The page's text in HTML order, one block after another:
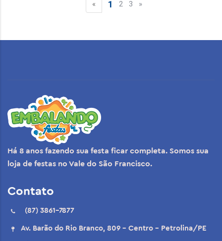
« 1 2 3 »
Há 8 anos fazendo sua festa ficar completa. Somos sua
loja de festas no Vale do São Francisco.
Contato
(87) 3861-7877
Av. Barão do Rio Branco, 809 - Centro - Petrolina/PE